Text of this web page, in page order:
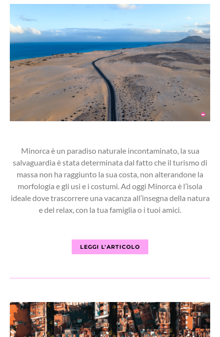
Minorca è un paradiso naturale incontaminato, la sua
salvaguardia è stata determinata dal fatto che il turismo di
massa non ha raggiunto la sua costa, non alterandone la
morfologia e gli usi e i costumi. Ad oggi Minorca è l’isola
ideale dove trascorrere una vacanza all’insegna della natura
e del relax, con la tua famiglia o i tuoi amici.
LEGGI L'ARTICOLO